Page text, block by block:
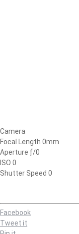
Camera
Focal Length 0mm
Aperture ƒ/0
ISO 0
Shutter Speed 0
Facebook
Tweet it